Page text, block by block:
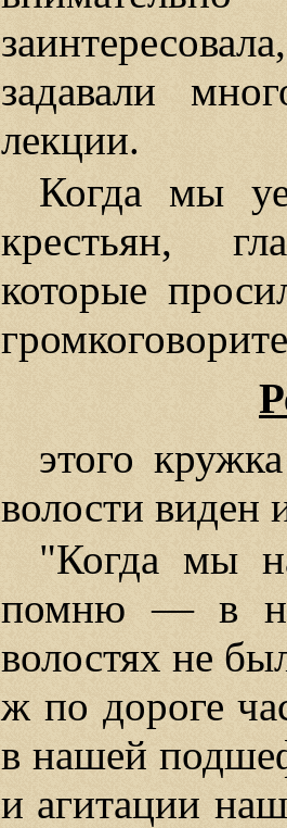
задавали
лекции.
Когда мы
крестьян,
которые
этого
волости виден
"Когда мы
помню — в
волостях не
ж по дороге
в нашей
и агитации